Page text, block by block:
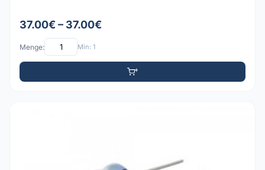
37.00€ – 37.00€
Menge: Min: 1